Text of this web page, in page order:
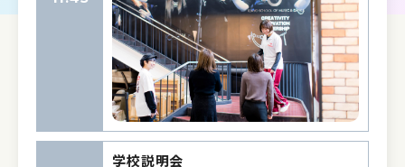
学校説明会